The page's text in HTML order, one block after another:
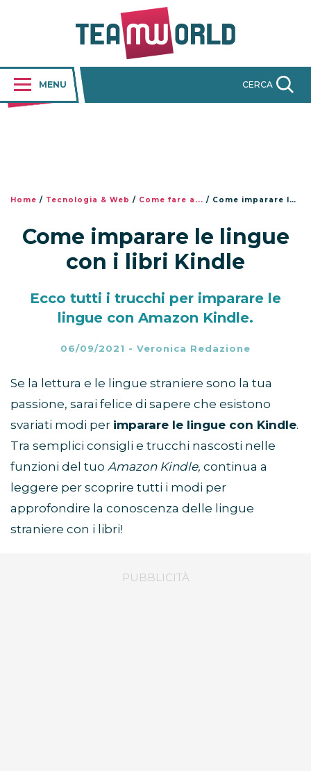
MENU CERCA
Home / Tecnologia & Web / Come fare a... / Come imparare le lingue con i libri Kindle
Come imparare le lingue
con i libri Kindle
Ecco tutti i trucchi per imparare le
lingue con Amazon Kindle.
06/09/2021 - Veronica Redazione
Se la lettura e le lingue straniere sono la tua
passione, sarai felice di sapere che esistono
svariati modi per imparare le lingue con Kindle.
Tra semplici consigli e trucchi nascosti nelle
funzioni del tuo Amazon Kindle, continua a
leggere per scoprire tutti i modi per
approfondire la conoscenza delle lingue
straniere con i libri!